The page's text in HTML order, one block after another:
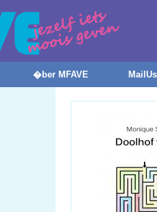
�ber MFAVE